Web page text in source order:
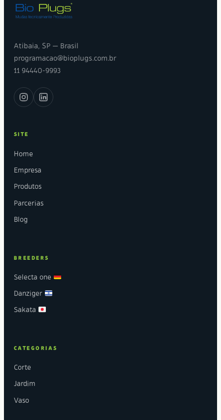
Atibaia, SP — Brasil
programacao@bioplugs.com.br
11 94440-9993
SITE
Home
Empresa
Produtos
Parcerias
Blog
BREEDERS
Selecta one
Danziger
Sakata
CATEGORIAS
Corte
Jardim
Vaso